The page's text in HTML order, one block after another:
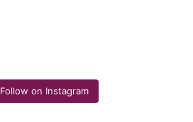
Follow on Instagram